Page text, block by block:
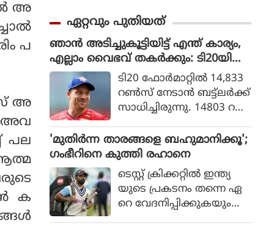
അ
പ
അ
അവ
പല
ക
യുടെയും വിരാട്
കോലിയുടെയും ഭാവിയെ
സംബന്ധിച്ചുള്ള ചര്‍ച്ചകള്‍
കൊഴുക്കുന്നതിനിടെ വിഷ
യത്തില്‍ പ്രതികരണ
വുമായി മുന്‍ ഇന്ത്യന്‍
താരം മുഹമ്മദ് കൈഫ്.
ഏറ്റവും പുതിയത്
ഞാൻ അടിച്ചുകൂട്ടിയിട്ട് എന്ത് കാര്യം,
എല്ലാം വൈഭവ് തകർക്കും: ടി20യിൽ
റെക്കോർഡ് നേട്ടത്തിന് പിന്നാലെ പ്ര
വചനവുമായി ജോസ് ബട്ട്‌ലർ
ടി20 ഫോര്‍മാറ്റില്‍ 14,833
റണ്‍സ് നേടാന്‍ ബട്ട്ലര്‍ക്ക്
സാധിച്ചിരുന്നു. 14803 റ
മാക്കിയിട്ടുള്ള
വെസ്റ്റിന്‍ഡീസിന്റെ
കിറോണ്‍
പൊള്ളാര്‍ഡിനെയാണ് ബ
ട്ട്ലര്‍ മറികടന്നത്.
'മുതിർന്ന താരങ്ങളെ ബഹുമാനിക്കൂ';
ഗംഭീറിനെ കുത്തി രഹാനെ
ടെസ്റ്റ് ക്രിക്കറ്റിൽ ഇന്ത്യ
യുടെ പ്രകടനം തന്നെ ഏ
റെ വേദനിപ്പിക്കുകയും